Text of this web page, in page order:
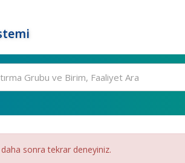
sonra tekrar deneyiniz.